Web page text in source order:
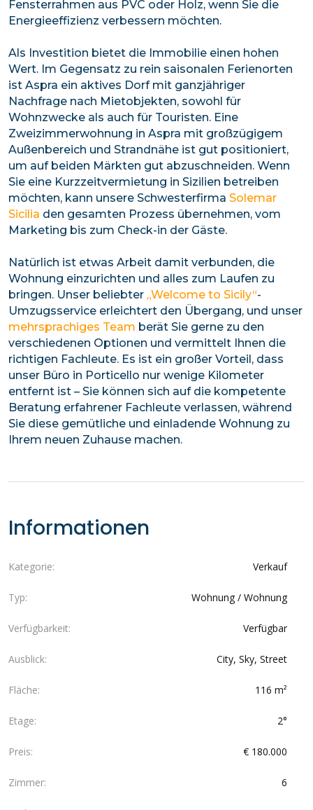
Fensterrahmen aus PVC oder Holz, wenn Sie die
Energieeffizienz verbessern möchten.
Als Investition bietet die Immobilie einen hohen
Wert. Im Gegensatz zu rein saisonalen Ferienorten
ist Aspra ein aktives Dorf mit ganzjähriger
Nachfrage nach Mietobjekten, sowohl für
Wohnzwecke als auch für Touristen. Eine
Zweizimmerwohnung in Aspra mit großzügigem
Außenbereich und Strandnähe ist gut positioniert,
um auf beiden Märkten gut abzuschneiden. Wenn
Sie eine Kurzzeitvermietung in Sizilien betreiben
möchten, kann unsere Schwesterfirma Solemar
Sicilia den gesamten Prozess übernehmen, vom
Marketing bis zum Check-in der Gäste.
Natürlich ist etwas Arbeit damit verbunden, die
Wohnung einzurichten und alles zum Laufen zu
bringen. Unser beliebter „Welcome to Sicily“-
Umzugsservice erleichtert den Übergang, und unser
mehrsprachiges Team berät Sie gerne zu den
verschiedenen Optionen und vermittelt Ihnen die
richtigen Fachleute. Es ist ein großer Vorteil, dass
unser Büro in Porticello nur wenige Kilometer
entfernt ist – Sie können sich auf die kompetente
Beratung erfahrener Fachleute verlassen, während
Sie diese gemütliche und einladende Wohnung zu
Ihrem neuen Zuhause machen.
Informationen
Kategorie: Verkauf
Typ: Wohnung / Wohnung
Verfügbarkeit: Verfügbar
Ausblick: City, Sky, Street
Fläche: 116 m²
Etage: 2°
Preis: € 180.000
Zimmer: 6